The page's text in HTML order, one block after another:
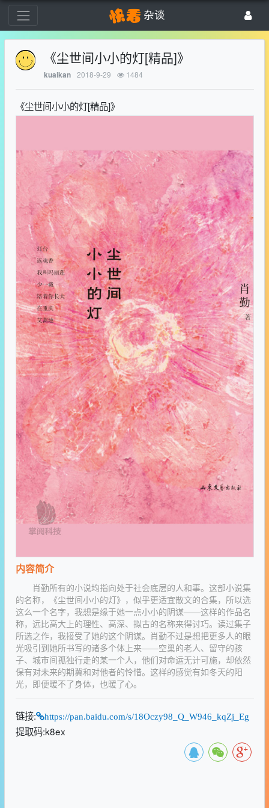
杂谈
《尘世间小小的灯[精品]》
kuaikan 2018-9-29 1484
《尘世间小小的灯[精品]》
内容简介
肖勤所有的小说均指向处于社会底层的人和事。这部小说集
的名称，《尘世间小小的灯》，似乎更适宜散文的合集，所以选
这么一个名字，我想是缘于她一点小小的阴谋——这样的作品名
称，远比高大上的理性、高深、拟古的名称来得讨巧。读过集子
所选之作，我接受了她的这个阴谋。肖勤不过是想把更多人的眼
光吸引到她所书写的诸多个体上来——空巢的老人、留守的孩
子、城市间孤独行走的某一个人，他们对命运无计可施，却依然
保有对未来的期冀和对他者的怜惜。这样的感觉有如冬天的阳
光，即便暖不了身体，也暖了心。
链接: https://pan.baidu.com/s/18Oczy98_Q_W946_kqZj_Eg
提取码:k8ex